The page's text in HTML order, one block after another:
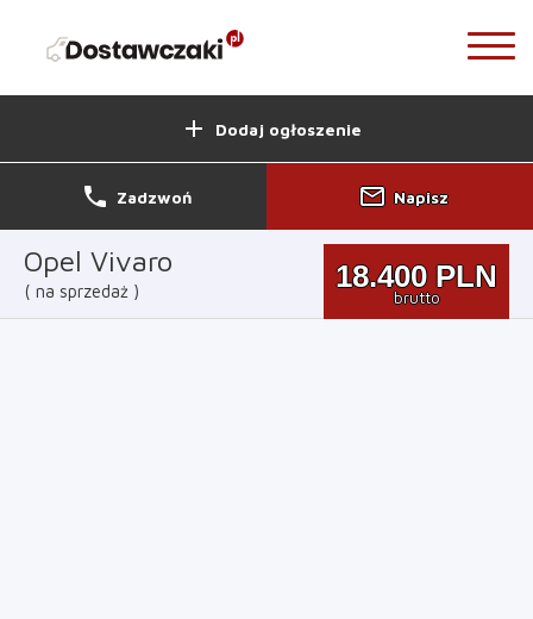
add Dodaj ogłoszenie
Opel Vivaro
na sprzedaż 18.400 PLN
brutto
phone Zadzwoń mail_outline Napisz